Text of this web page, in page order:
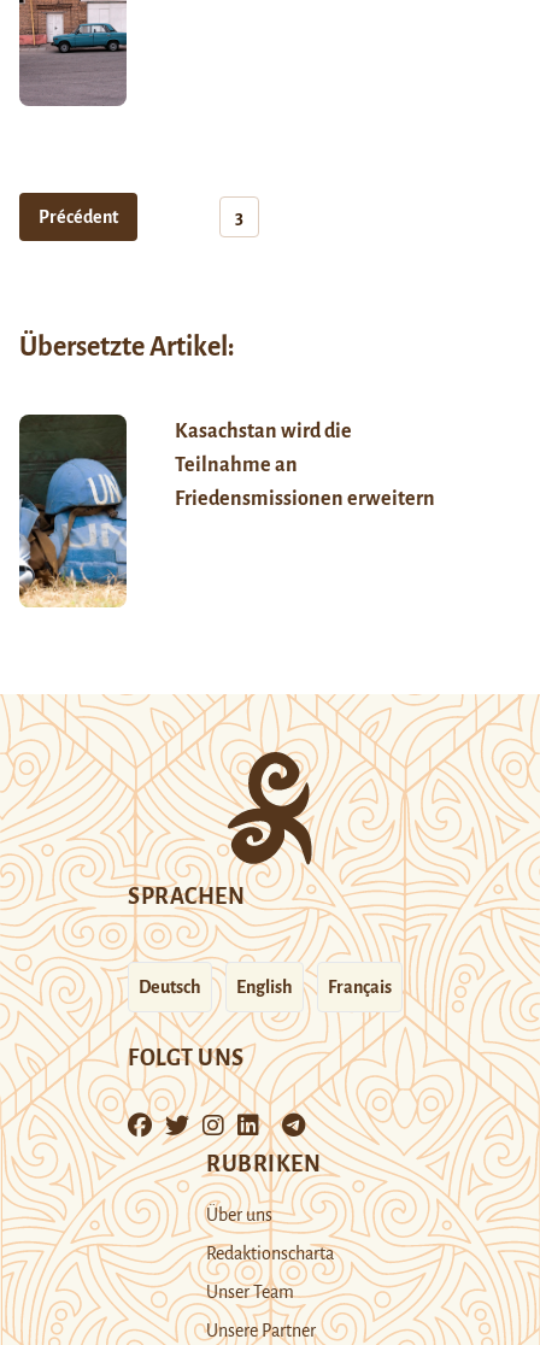
Précédent 3
Übersetzte Artikel:
Kasachstan wird die
Teilnahme an
Friedensmissionen erweitern
SPRACHEN
Deutsch English Français
FOLGT UNS
RUBRIKEN
Über uns
Redaktionscharta
Unser Team
Unsere Partner